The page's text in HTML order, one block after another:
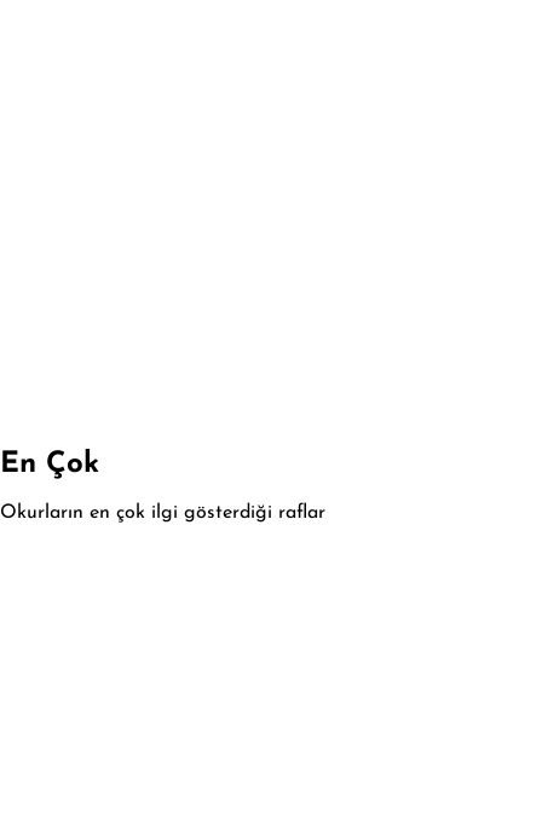
En Çok
Okurların en çok ilgi gösterdiği raflar